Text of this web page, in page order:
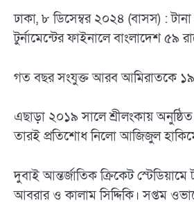
ঢাকা, ৮ ডিসেম্বর ২০২৪ (বাসস) :
টুর্নামেন্টের ফাইনালে বাংলাদেশ ৫৯
গত বছর সংযুক্ত আরব আমিরাতকে ১৯৫
এছাড়া ২০১৯ সালে শ্রীলংকায়
তারই প্রতিশোধ নিলো আজিজুল
দুবাই আন্তর্জাতিক ক্রিকেট
আবরার ও কালাম সিদ্দিকি। সপ্তম